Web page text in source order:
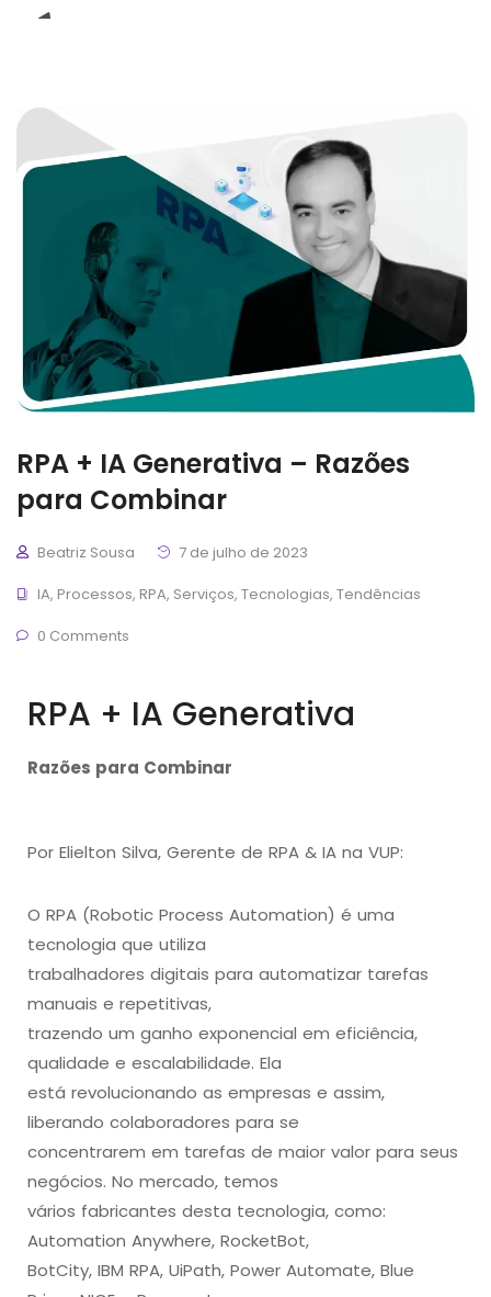
RPA + IA Generativa – Razões
para Combinar
Beatriz Sousa
7 de julho de 2023
IA, Processos, RPA, Serviços, Tecnologias, Tendências
0 Comments
RPA + IA Generativa
Razões para Combinar
Por Elielton Silva, Gerente de RPA & IA na VUP:
O RPA (Robotic Process Automation) é uma
tecnologia que utiliza
trabalhadores digitais para automatizar tarefas
manuais e repetitivas,
trazendo um ganho exponencial em eficiência,
qualidade e escalabilidade. Ela
está revolucionando as empresas e assim,
liberando colaboradores para se
concentrarem em tarefas de maior valor para seus
negócios. No mercado, temos
vários fabricantes desta tecnologia, como:
Automation Anywhere, RocketBot,
BotCity, IBM RPA, UiPath, Power Automate, Blue